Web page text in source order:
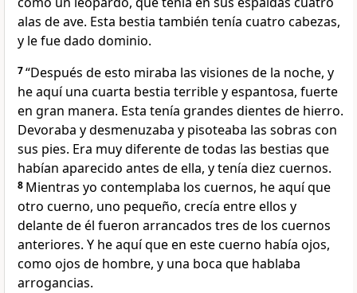
alas de ave. Esta bestia también tenía cuatro cabezas,
y le fue dado dominio.
7“Después de esto miraba las visiones de la noche, y
he aquí una cuarta bestia terrible y espantosa, fuerte
en gran manera. Esta tenía grandes dientes de hierro.
Devoraba y desmenuzaba y pisoteaba las sobras con
sus pies. Era muy diferente de todas las bestias que
habían aparecido antes de ella, y tenía diez cuernos.
8 Mientras yo contemplaba los cuernos, he aquí que
otro cuerno, uno pequeño, crecía entre ellos y
delante de él fueron arrancados tres de los cuernos
anteriores. Y he aquí que en este cuerno había ojos,
como ojos de hombre, y una boca que hablaba
arrogancias.